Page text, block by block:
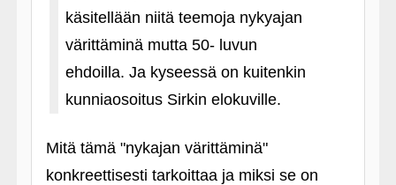
käsitellään niitä teemoja nykyajan
värittäminä mutta 50- luvun
ehdoilla. Ja kyseessä on kuitenkin
kunniaosoitus Sirkin elokuville.
Mitä tämä "nykajan värittäminä"
konkreettisesti tarkoittaa ja miksi se on